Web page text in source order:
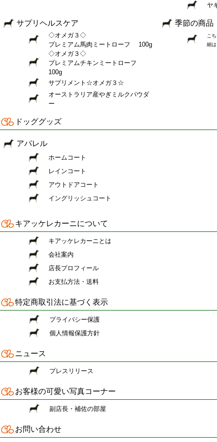
ヤ
サプリヘルスケア 季節の商品
◇オメガ３◇
プレミアム馬肉ミートローフ 100g
◇オメガ３◇
プレミアムチキンミートローフ
100g
サプリメント☆オメガ３☆
オーストラリア産やぎミルクパウダ
ー
こ
細は
ドッググッズ
アパレル
ホームコート
レインコート
アウトドアコート
イングリッシュコート
キアッケレカーニについて
キアッケレカーニとは
会社案内
店長プロフィール
お支払方法・送料
特定商取引法に基づく表示
プライバシー保護
個人情報保護方針
ニュース
プレスリリース
お客様の可愛い写真コーナー
副店長・補佐の部屋
お問い合わせ